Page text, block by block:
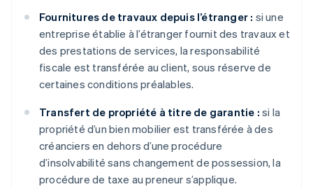
Fournitures de travaux depuis l’étranger : si une
entreprise établie à l’étranger fournit des travaux et
des prestations de services, la responsabilité
fiscale est transférée au client, sous réserve de
certaines conditions préalables.
Transfert de propriété à titre de garantie : si la
propriété d’un bien mobilier est transférée à des
créanciers en dehors d’une procédure
d’insolvabilité sans changement de possession, la
procédure de taxe au preneur s’applique.